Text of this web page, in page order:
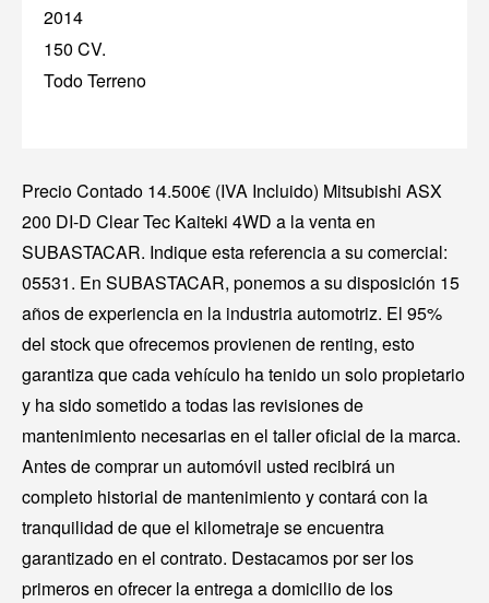
2014
150 CV.
Todo Terreno
Precio Contado 14.500€ (IVA Incluido) Mitsubishi ASX
200 DI-D Clear Tec Kaiteki 4WD a la venta en
SUBASTACAR. Indique esta referencia a su comercial:
05531. En SUBASTACAR, ponemos a su disposición 15
años de experiencia en la industria automotriz. El 95%
del stock que ofrecemos provienen de renting, esto
garantiza que cada vehículo ha tenido un solo propietario
y ha sido sometido a todas las revisiones de
mantenimiento necesarias en el taller oficial de la marca.
Antes de comprar un automóvil usted recibirá un
completo historial de mantenimiento y contará con la
tranquilidad de que el kilometraje se encuentra
garantizado en el contrato. Destacamos por ser los
primeros en ofrecer la entrega a domicilio de los